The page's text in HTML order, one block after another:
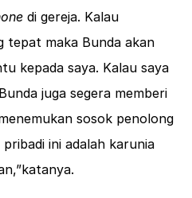
di gereja. Kalau
tepat maka Bunda akan
kepada saya. Kalau saya
juga segera memberi
sosok penolong
ini adalah karunia